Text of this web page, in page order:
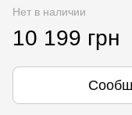
Нет в наличии
10 199 грн